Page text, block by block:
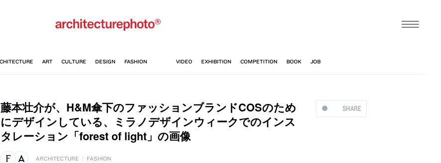
SHARE
藤本壮介が、H&M傘下のファッションブランドCOSのため
にデザインしている、ミラノデザインウィークでのインス
タレーション「forest of light」の画像
ARCHITECTURE FASHION